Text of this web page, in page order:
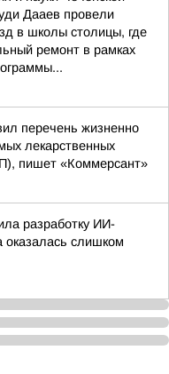
Дааев провели
в школы столицы, где
ремонт в рамках
перечень жизненно
лекарственных
пишет «Коммерсант»
разработку ИИ-
слишком